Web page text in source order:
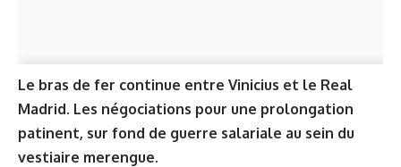
Le bras de fer continue entre Vinicius et le Real
Madrid. Les négociations pour une prolongation
patinent, sur fond de guerre salariale au sein du
vestiaire merengue.